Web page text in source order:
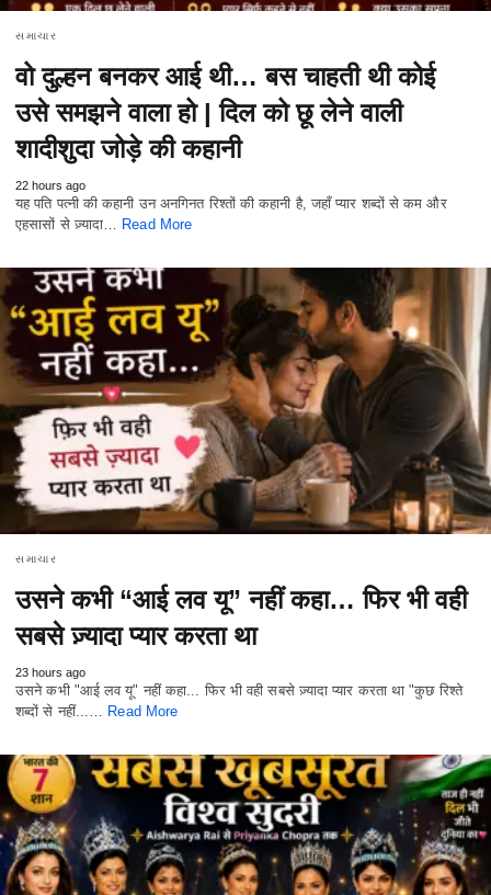
સમાચાર
वो दुल्हन बनकर आई थी… बस चाहती थी कोई
उसे समझने वाला हो | दिल को छू लेने वाली
शादीशुदा जोड़े की कहानी
22 hours ago
यह पति पत्नी की कहानी उन अनगिनत रिश्तों की कहानी है, जहाँ प्यार शब्दों से कम और
एहसासों से ज़्यादा…
Read More
સમાચાર
उसने कभी “आई लव यू” नहीं कहा… फिर भी वही
सबसे ज़्यादा प्यार करता था
23 hours ago
उसने कभी "आई लव यू" नहीं कहा... फिर भी वही सबसे ज़्यादा प्यार करता था "कुछ रिश्ते
शब्दों से नहीं...… Read More